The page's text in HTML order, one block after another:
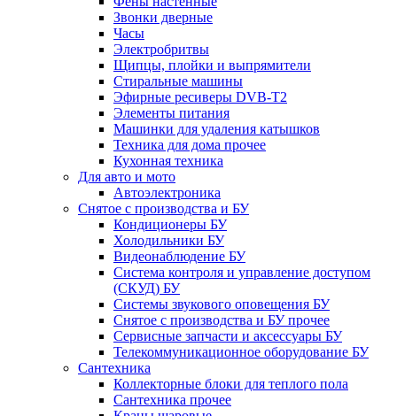
Звонки дверные
Часы
Электробритвы
Щипцы, плойки и выпрямители
Стиральные машины
Эфирные ресиверы DVB-T2
Элементы питания
Машинки для удаления катышков
Техника для дома прочее
Кухонная техника
Для авто и мото
Автоэлектроника
Снятое с производства и БУ
Кондиционеры БУ
Холодильники БУ
Видеонаблюдение БУ
Система контроля и управление доступом
(СКУД) БУ
Системы звукового оповещения БУ
Снятое с производства и БУ прочее
Сервисные запчасти и аксессуары БУ
Телекоммуникационное оборудование БУ
Сантехника
Коллекторные блоки для теплого пола
Сантехника прочее